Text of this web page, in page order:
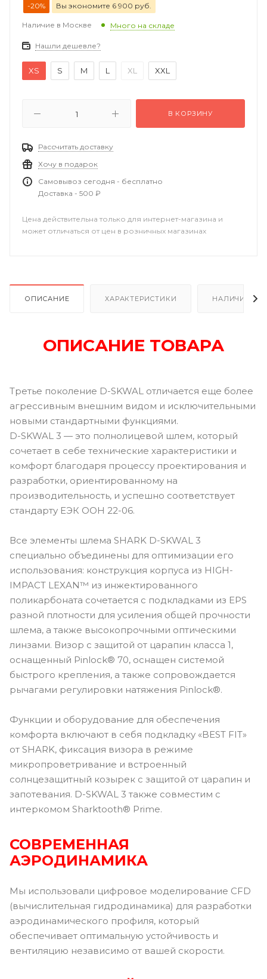
-20% Вы экономите 6 900 руб.
Наличие в Москве Много на складе
Нашли дешевле?
XS S M L XL XXL
В КОРЗИНУ
Рассчитать доставку
Хочу в подарок
Самовывоз сегодня - бесплатно
Доставка - 500 ₽
Цена действительна только для интернет-магазина и
может отличаться от цен в розничных магазинах
ОПИСАНИЕ ХАРАКТЕРИСТИКИ НАЛИЧИЕ
ОПИСАНИЕ ТОВАРА
Третье поколение D-SKWAL отличается еще более
агрессивным внешним видом и исключительными
новыми стандартными функциями.
D-SKWAL 3 — это полнолицевой шлем, который
сочетает в себе технические характеристики и
комфорт благодаря процессу проектирования и
разработки, ориентированному на
производительность, и успешно соответствует
стандарту ЕЭК ООН 22-06.
Все элементы шлема SHARK D-SKWAL 3
специально объединены для оптимизации его
использования: конструкция корпуса из HIGH-
IMPACT LEXAN™ из инжектированного
поликарбоната сочетается с подкладками из EPS
разной плотности для усиления общей прочности
шлема, а также высокопрочными оптическими
линзами. Визор с защитой от царапин класса 1,
оснащенный Pinlock® 70, оснащен системой
быстрого крепления, а также сопровождается
рычагами регулировки натяжения Pinlock®.
Функции и оборудование для обеспечения
комфорта включают в себя подкладку «BEST FIT»
от SHARK, фиксация визора в режиме
микропроветривание и встроенный
солнцезащитный козырек с защитой от царапин и
запотевания. D-SKWAL 3 также совместим с
интеркомом Sharktooth® Prime.
СОВРЕМЕННАЯ
АЭРОДИНАМИКА
Мы использовали цифровое моделирование CFD
(вычислительная гидродинамика) для разработки
аэродинамического профиля, который
обеспечивает оптимальную устойчивость и
вентиляцию независимо от вашей скорости.